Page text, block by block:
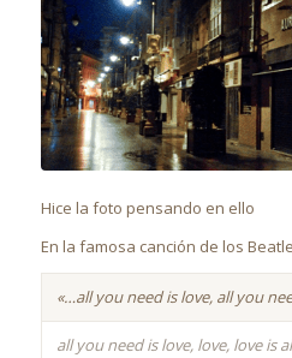
Hice la foto pensando en ello
En la famosa canción de los
«…all you need is love, all you
all you need is love, love, love is